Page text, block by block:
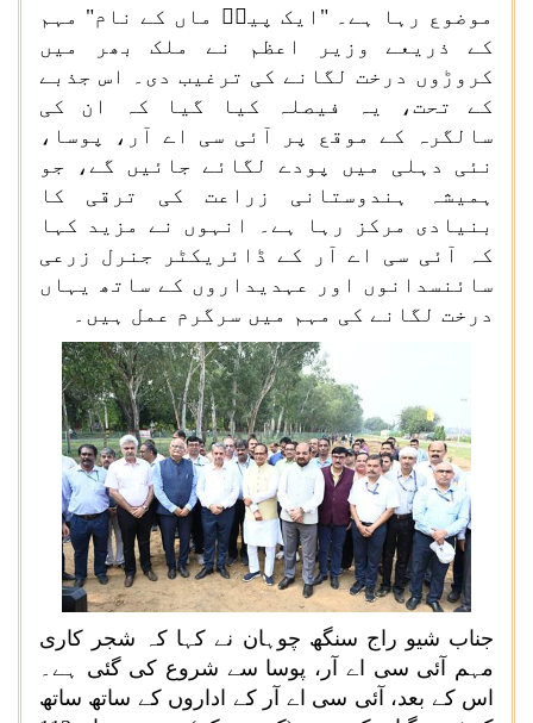
موضوع رہا ہے۔ "ایک پیڑؑ ماں کے نام" مہم
کے ذریعے وزیر اعظم نے ملک بھر میں
کروڑوں درخت لگانے کی ترغیب دی۔ اس جذبے
کے تحت، یہ فیصلہ کیا گیا کہ ان کی
سالگرہ کے موقع پر آئی سی اے آر، پوسا،
نئی دہلی میں پودے لگائے جائیں گے، جو
ہمیشہ ہندوستانی زراعت کی ترقی کا
بنیادی مرکز رہا ہے۔ انہوں نے مزید کہا
کہ آئی سی اے آر کے ڈائریکٹر جنرل زرعی
سائنسدانوں اور عہدیداروں کے ساتھ یہاں
درخت لگانے کی مہم میں سرگرم عمل ہیں۔
جناب شیو راج سنگھ چوہان نے کہا کہ شجر کاری
مہم آئی سی اے آر، پوسا سے شروع کی گئی ہے۔
اس کے بعد، آئی سی اے آر کے اداروں کے ساتھ ساتھ